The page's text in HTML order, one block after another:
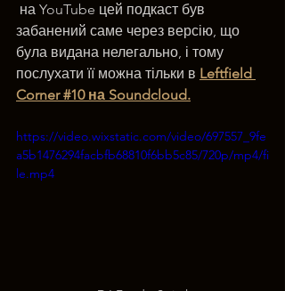
на YouTube цей подкаст був
забанений саме через версію, що
була видана нелегально, і тому
послухати її можна тільки в Leftfield
Corner #10 на Soundcloud.
https://video.wixstatic.com/video/697557_9fe
a5b1476294facbfb68810f6bb5c85/720p/mp4/fi
le.mp4